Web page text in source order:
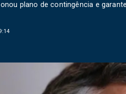
plano de contingência e